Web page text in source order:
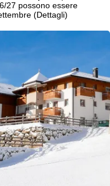
27 possono essere
(Dettagli)